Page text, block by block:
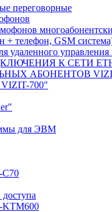
переговорные
телефон, GSM
удаленного управления
К СЕТИ
АБОНЕНТОВ
700"
для ЭВМ